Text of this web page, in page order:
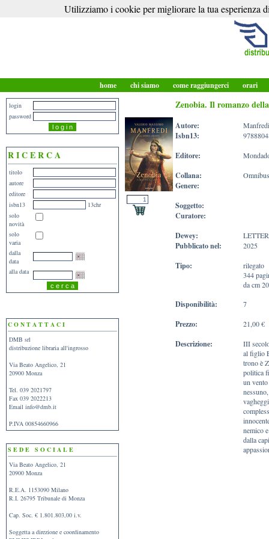
home chi siamo come raggiungerci orari
login
password
R I C E R C A
titolo
autore
editore
isbn13
13chr
solo
novità
solo
varia
dalla
data
alla data
C O N T A T T A C I
DMB srl
distribuzione libraria all'ingrosso
Via Beato Angelico, 21
20900 Monza
Tel. 039 2021797
Fax 039 2022213
Email info@dmb.it
P.IVA 00854660966
S E D E S O C I A L E
Via Beato Angelico, 21
20900 Monza
R.E.A. 1153090 Milano
R.I. 26795 Tribunale di Monza
Cap. Soc. € 1.801.803,00 i.v.
Soggetta a direzione e coordinamento
Zenobia. Il romanzo
Autore:
Isbn13:
Editore:
Collana: Omnibus
Genere:
Soggetto:
Curatore:
Dewey:
Pubblicato nel: 2025
Tipo:
rilegato
344
da cm
Disponibilità: 7
Prezzo: 21,00 €
Descrizione:
III
al figlio
trono è
politica
un
nemico
dalla
Utilizziamo i cookie per migliorare la tua esperienza